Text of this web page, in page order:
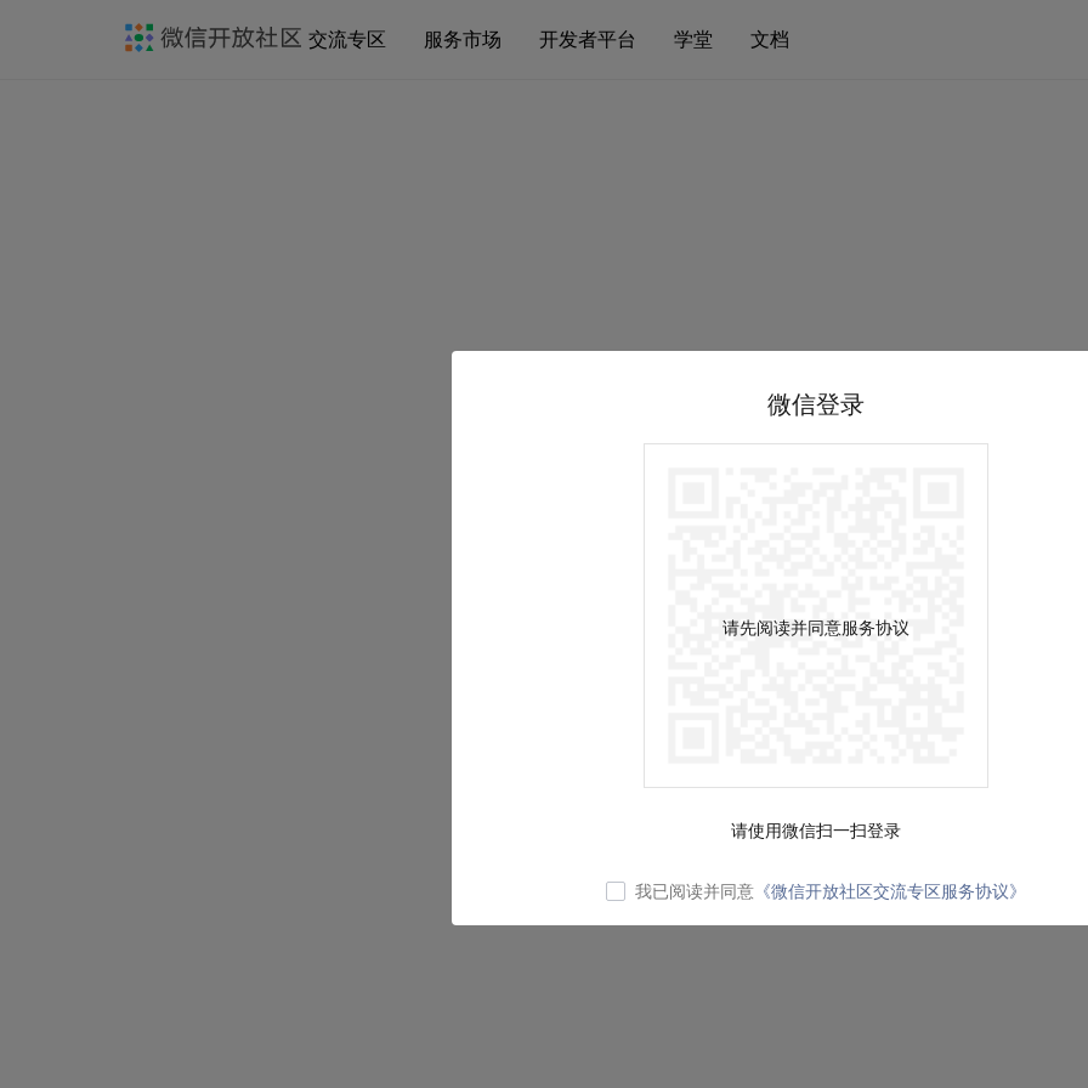
交流专区 服务市场 开发者平台 学堂 文档
微信登录
请先阅读并同意服务协议
请使用微信扫一扫登录
我已阅读并同意 《微信开放社区交流专区服务协议》